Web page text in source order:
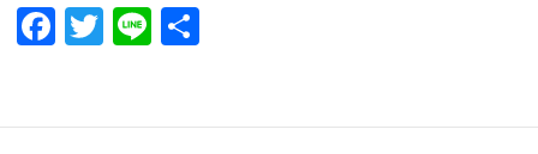
F
b
T
er
Li
e